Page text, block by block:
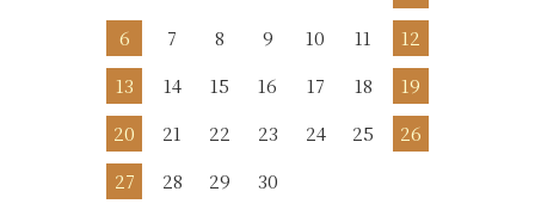
6
7 8 9 10 11
12
13
14 15 16 17 18
19
20
21 22 23 24 25
26
27
28 29 30